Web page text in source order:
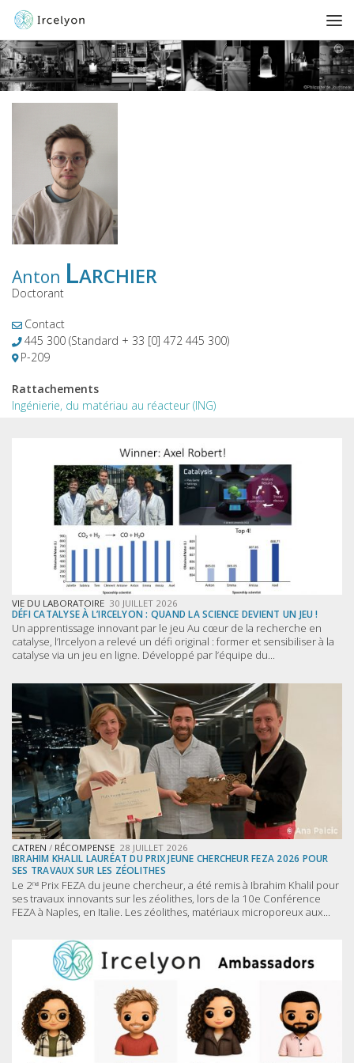
Anton Larchier
Doctorant
Contact
445 300 (Standard + 33 [0] 472 445 300)
P-209
Rattachements
Ingénierie, du matériau au réacteur (ING)
VIE DU LABORATOIRE 30 JUILLET 2026
DÉFI CATALYSE À L’IRCELYON : QUAND LA SCIENCE DEVIENT UN JEU !
Un apprentissage innovant par le jeu Au cœur de la recherche en
catalyse, l’Ircelyon a relevé un défi original : former et sensibiliser à la
catalyse via un jeu en ligne. Développé par l’équipe du...
CATREN / RÉCOMPENSE 28 JUILLET 2026
IBRAHIM KHALIL LAURÉAT DU PRIX JEUNE CHERCHEUR FEZA 2026 POUR
SES TRAVAUX SUR LES ZÉOLITHES
Le 2ⁿᵈ Prix FEZA du jeune chercheur, a été remis à Ibrahim Khalil pour
ses travaux innovants sur les zéolithes, lors de la 10e Conférence
FEZA à Naples, en Italie. Les zéolithes, matériaux microporeux aux...